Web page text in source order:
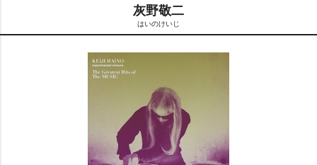
灰野敬二
はいのけいじ